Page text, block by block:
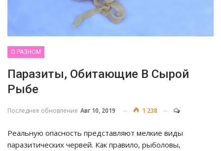
О РАЗНОМ
Паразиты, Обитающие В Сырой
Рыбе
Последнее обновление Авг 10, 2019 1 238
Реальную опасность представляют мелкие виды
паразитических червей. Как правило, рыболовы,